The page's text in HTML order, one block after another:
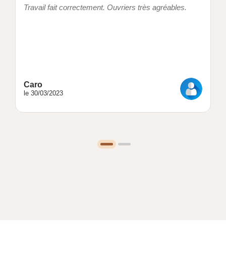
Travail fait correctement. Ouvriers très agréables.
Caro
le 30/03/2023